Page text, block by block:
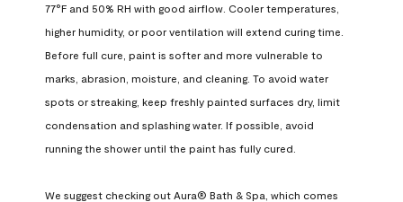
77°F and 50% RH with good airflow. Cooler temperatures,
higher humidity, or poor ventilation will extend curing time.
Before full cure, paint is softer and more vulnerable to
marks, abrasion, moisture, and cleaning. To avoid water
spots or streaking, keep freshly painted surfaces dry, limit
condensation and splashing water. If possible, avoid
running the shower until the paint has fully cured.
We suggest checking out Aura® Bath & Spa, which comes